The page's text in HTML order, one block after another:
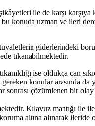
ile de karşı
bu konuda uzman ve ileri
giderlerindeki boru
tıkanabilmektedir.
ise oldukça can
konular arasında
çözümlenen bir
Kılavuz mantığı ile
altına alınarak ileride